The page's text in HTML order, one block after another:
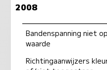
2008
Bandenspanning niet
waarde
Richtingaanwijzers